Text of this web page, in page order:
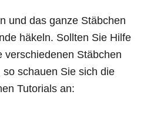
und das ganze Stäbchen
häkeln. Sollten Sie Hilfe
verschiedenen Stäbchen
schauen Sie sich die
Tutorials an: